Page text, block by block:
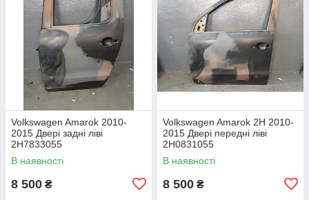
Volkswagen Amarok 2010-
2015 Двері задні ліві
2H7833055
В наявності
8 500 ₴
Volkswagen Amarok 2H 2010-
2015 Двері передні ліві
2H0831055
В наявності
8 500 ₴